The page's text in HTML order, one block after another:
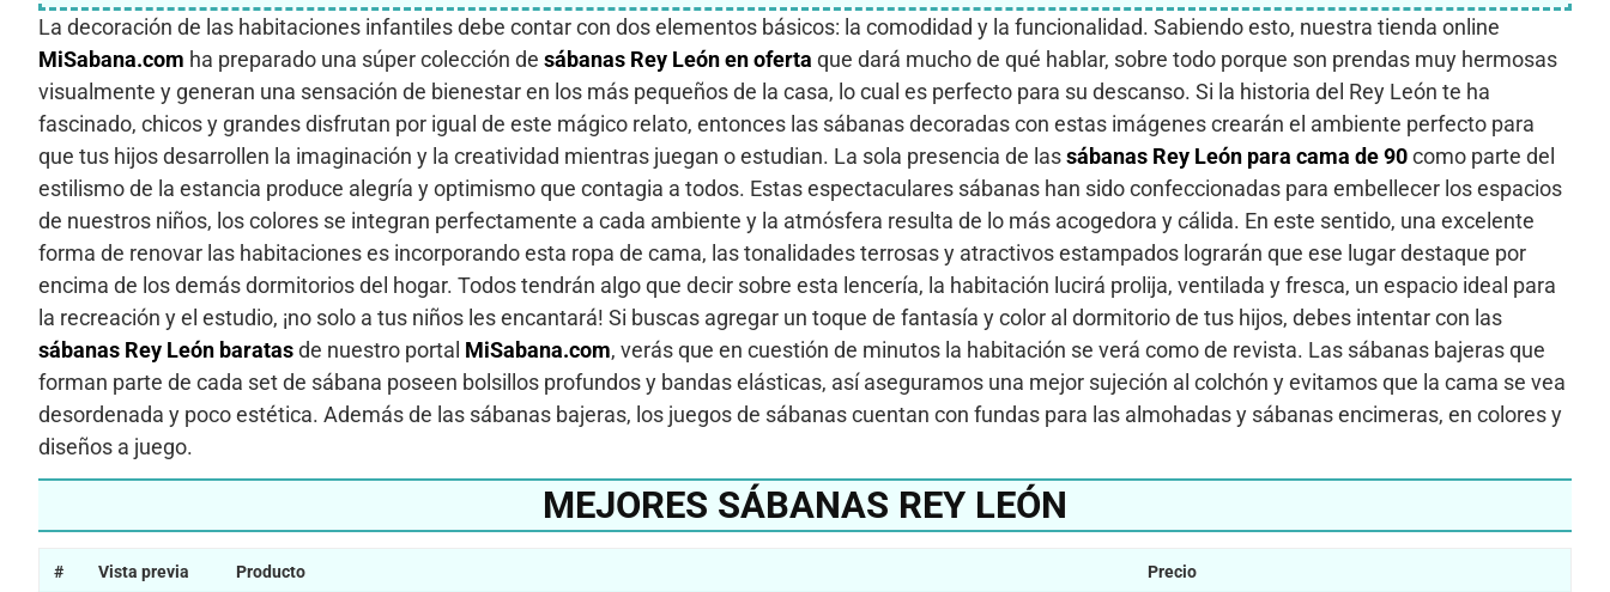
La decoración de las habitaciones infantiles debe contar con dos elementos básicos: la comodidad y la funcionalidad. Sabiendo esto, nuestra tienda online
MiSabana.com ha preparado una súper colección de sábanas Rey León en oferta que dará mucho de qué hablar, sobre todo porque son prendas muy hermosas
visualmente y generan una sensación de bienestar en los más pequeños de la casa, lo cual es perfecto para su descanso. Si la historia del Rey León te ha
fascinado, chicos y grandes disfrutan por igual de este mágico relato, entonces las sábanas decoradas con estas imágenes crearán el ambiente perfecto para
que tus hijos desarrollen la imaginación y la creatividad mientras juegan o estudian. La sola presencia de lassábanas Rey León para cama de 90como parte del
estilismo de la estancia produce alegría y optimismo que contagia a todos. Estas espectaculares sábanas han sido confeccionadas para embellecer los espacios
de nuestros niños, los colores se integran perfectamente a cada ambiente y la atmósfera resulta de lo más acogedora y cálida. En este sentido, una excelente
forma de renovar las habitaciones es incorporando esta ropa de cama, las tonalidades terrosas y atractivos estampados lograrán que ese lugar destaque por
encima de los demás dormitorios del hogar. Todos tendrán algo que decir sobre esta lencería, la habitación lucirá prolija, ventilada y fresca, un espacio ideal para
la recreación y el estudio, ¡no solo a tus niños les encantará! Si buscas agregar un toque de fantasía y color al dormitorio de tus hijos, debes intentar con las
sábanas Rey León baratasde nuestro portal MiSabana.com, verás que en cuestión de minutos la habitación se verá como de revista. Las sábanas bajeras que
forman parte de cada set de sábana poseen bolsillos profundos y bandas elásticas, así aseguramos una mejor sujeción al colchón y evitamos que la cama se vea
desordenada y poco estética. Además de las sábanas bajeras, los juegos de sábanas cuentan con fundas para las almohadas y sábanas encimeras, en colores y
diseños a juego.
MEJORES SÁBANAS REY LEÓN
# Vista previa Producto Precio